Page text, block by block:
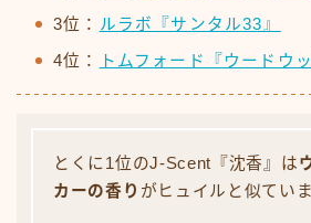
3位： ルラボ『サンタル33』
4位： トムフォード『ウードウッ
とくに1位のJ-Scent『沈香』は
カーの香り がヒュイルと似ていま